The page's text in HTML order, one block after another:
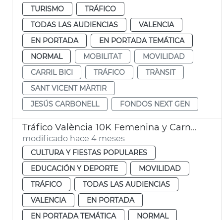
TURISMO
TRÁFICO
TODAS LAS AUDIENCIAS
VALENCIA
EN PORTADA
EN PORTADA TEMÁTICA
NORMAL
MOBILITAT
MOVILIDAD
CARRIL BICI
TRÁFICO
TRÀNSIT
SANT VICENT MÀRTIR
JESÚS CARBONELL
FONDOS NEXT GEN
Tráfico València 10K Femenina y Carnaval Russafa
modificado hace 4 meses
CULTURA Y FIESTAS POPULARES
EDUCACIÓN Y DEPORTE
MOVILIDAD
TRÁFICO
TODAS LAS AUDIENCIAS
VALENCIA
EN PORTADA
EN PORTADA TEMÁTICA
NORMAL